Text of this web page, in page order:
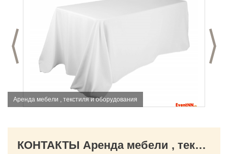
Предыдущий слайд
Аренда мебели , текстиля и оборудования
КОНТАКТЫ Аренда мебели , текстиля и оборудования